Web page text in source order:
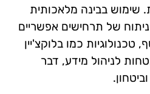
שימוש בבינה מלאכותית
של תרחישים אפשריים
טכנולוגיות כמו בלוקצ'יין
לניהול מידע, דבר